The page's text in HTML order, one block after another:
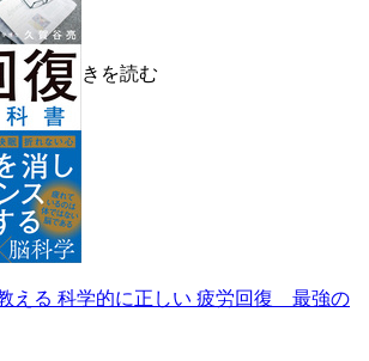
す
る
踏む続きを読む
える 科学的に正しい 疲労回復 最強の